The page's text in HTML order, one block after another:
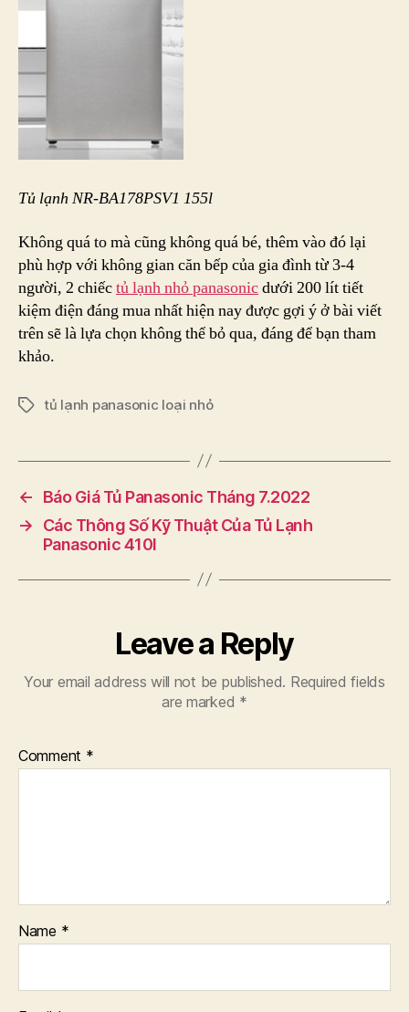
Tủ lạnh NR-BA178PSV1 155l
Không quá to mà cũng không quá bé, thêm vào đó lại
phù hợp với không gian căn bếp của gia đình từ 3-4
người, 2 chiếctủ lạnh nhỏ panasonicdưới 200 lít tiết
kiệm điện đáng mua nhất hiện nay được gợi ý ở bài viết
trên sẽ là lựa chọn không thể bỏ qua, đáng để bạn tham
khảo.
Tagstủ lạnh panasonic loại nhỏ
←
Báo Giá Tủ Panasonic Tháng 7.2022
→
Các Thông Số Kỹ Thuật Của Tủ Lạnh
Panasonic 410l
Leave a Reply
Your email address will not be published. Required fields
are marked *
Comment *
Name *